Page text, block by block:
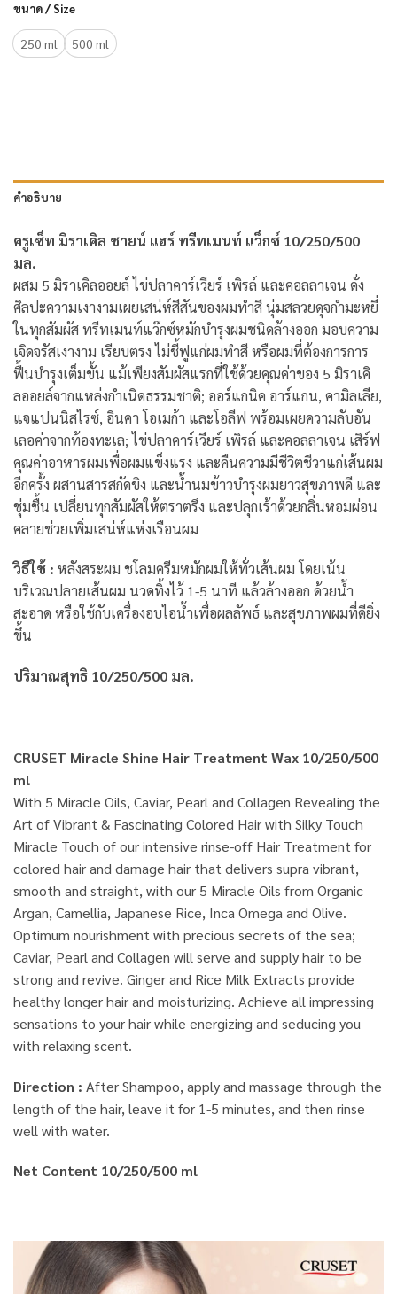
ขนาด / Size
250 ml 500 ml
คำอธิบาย
ครูเซ็ท มิราเคิล ชายน์ แฮร์ ทรีทเมนท์ แว็กซ์ 10/250/500
มล.
ผสม 5 มิราเคิลออยล์ ไข่ปลาคาร์เวียร์ เพิรล์ และคอลลาเจน ดั่ง
ศิลปะความเงางามเผยเสน่ห์สีสันของผมทำสี นุ่มสลวยดุจกำมะหยี่
ในทุกสัมผัส ทรีทเมนท์แว๊กซ์หมักบำรุงผมชนิดล้างออก มอบความ
เจิดจรัสเงางาม เรียบตรง ไม่ชี้ฟูแก่ผมทำสี หรือผมที่ต้องการการ
ฟื้นบำรุงเต็มขั้น แม้เพียงสัมผัสแรกที่ใช้ด้วยคุณค่าของ 5 มิราเคิ
ลออยล์จากแหล่งกำเนิดธรรมชาติ; ออร์แกนิค อาร์แกน, คามิลเลีย,
แจแปนนิสไรซ์, อินคา โอเมก้า และโอลีฟ พร้อมเผยความลับอัน
เลอค่าจากท้องทะเล; ไข่ปลาคาร์เวียร์ เพิรล์ และคอลลาเจน เสิร์ฟ
คุณค่าอาหารผมเพื่อผมแข็งแรง และคืนความมีชีวิตชีวาแก่เส้นผม
อีกครั้ง ผสานสารสกัดขิง และน้ำนมข้าวบำรุงผมยาวสุขภาพดี และ
ชุ่มชื้น เปลี่ยนทุกสัมผัสให้ตราตรึง และปลุกเร้าด้วยกลิ่นหอมผ่อน
คลายช่วยเพิ่มเสน่ห์แห่งเรือนผม
วิธีใช้ : หลังสระผม ชโลมครีมหมักผมให้ทั่วเส้นผม โดยเน้น
บริเวณปลายเส้นผม นวดทิ้งไว้ 1-5 นาที แล้วล้างออก ด้วยน้ำ
สะอาด หรือใช้กับเครื่องอบไอน้ำเพื่อผลลัพธ์ และสุขภาพผมที่ดียิ่ง
ขึ้น
ปริมาณสุทธิ 10/250/500 มล.
CRUSET Miracle Shine Hair Treatment Wax 10/250/500
ml
With 5 Miracle Oils, Caviar, Pearl and Collagen Revealing the
Art of Vibrant & Fascinating Colored Hair with Silky Touch
Miracle Touch of our intensive rinse-off Hair Treatment for
colored hair and damage hair that delivers supra vibrant,
smooth and straight, with our 5 Miracle Oils from Organic
Argan, Camellia, Japanese Rice, Inca Omega and Olive.
Optimum nourishment with precious secrets of the sea;
Caviar, Pearl and Collagen will serve and supply hair to be
strong and revive. Ginger and Rice Milk Extracts provide
healthy longer hair and moisturizing. Achieve all impressing
sensations to your hair while energizing and seducing you
with relaxing scent.
Direction : After Shampoo, apply and massage through the
length of the hair, leave it for 1-5 minutes, and then rinse
well with water.
Net Content 10/250/500 ml